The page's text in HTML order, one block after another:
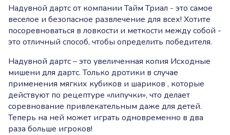
Надувной дартс от компании Тайм Триал - это самое
веселое и безопасное развлечение для всех! Хотите
посоревноваться в ловкости и меткости между собой -
это отличный способ, чтобы определить победителя.
Надувной дартс – это увеличенная копия Исходные
мишени для дартс. Только дротики в случае
применения мягких кубиков и шариков , которые
действуют по рецептуре «липучки», что делает
соревнование привлекательным даже для детей.
Теперь на ней может играть одновременно в два
раза больше игроков!